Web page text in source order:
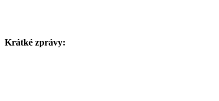
Krátké zprávy: